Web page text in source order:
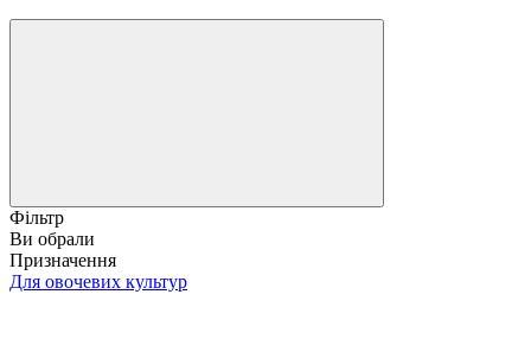
Фільтр
Ви обрали
Призначення
Для овочевих культур